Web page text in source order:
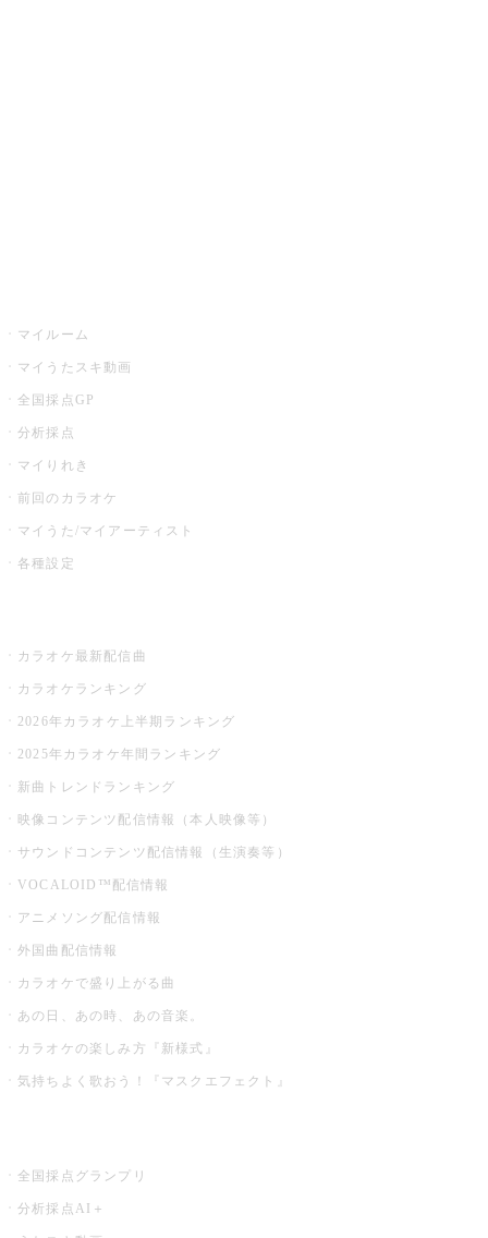
マイルーム
マイうたスキ動画
全国採点GP
分析採点
マイりれき
前回のカラオケ
マイうた/マイアーティスト
各種設定
カラオケ最新配信曲
カラオケランキング
2026年カラオケ上半期ランキング
2025年カラオケ年間ランキング
新曲トレンドランキング
映像コンテンツ配信情報（本人映像等）
サウンドコンテンツ配信情報（生演奏等）
VOCALOID™配信情報
アニメソング配信情報
外国曲配信情報
カラオケで盛り上がる曲
あの日、あの時、あの音楽。
カラオケの楽しみ方『新様式』
気持ちよく歌おう！『マスクエフェクト』
全国採点グランプリ
分析採点AI＋